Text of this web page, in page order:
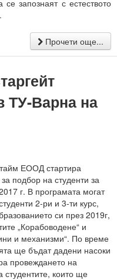
и автоматизация
колеж
запознаят с естеството
Прочети още...
Варна на
ЕООД стартира
подбор на студенти за
г. В програмата могат
2-ри и 3-ти курс,
си през 2019г,
„Корабоводене“ и
и механизми“. По време
ще бъдат дадени насоки
провеждането на
студентите, които ще